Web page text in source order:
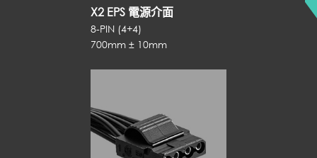
X2 EPS 電源介面
8-PIN (4+4)
700mm ± 10mm